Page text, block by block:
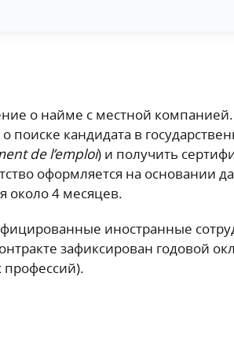
о найме с местной компанией.
поиске кандидата в
de l’emploi) и получить
оформляется на основании
около 4 месяцев.
иностранные
зафиксирован годовой
профессий).